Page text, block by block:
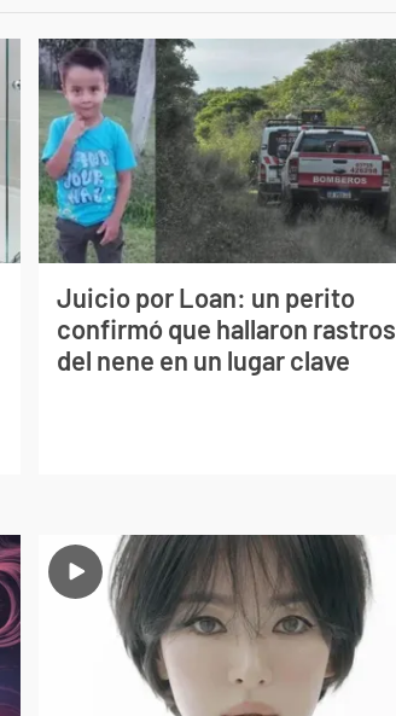
Juicio por Loan: un perito
confirmó que hallaron rastros
del nene en un lugar clave